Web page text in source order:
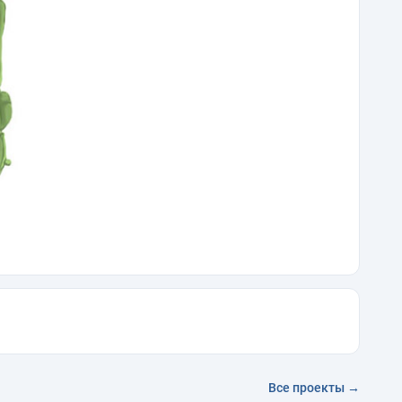
Все проекты →